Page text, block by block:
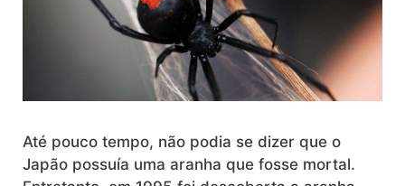
Até pouco tempo, não podia se dizer que o
Japão possuía uma aranha que fosse mortal.